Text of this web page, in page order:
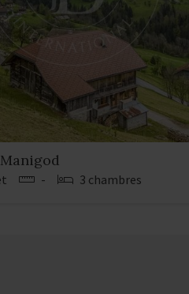
- 3 chambres